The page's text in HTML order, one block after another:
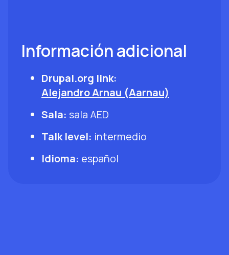
Información adicional
Drupal.org link:
Alejandro Arnau (Aarnau)
Sala: sala AED
Talk level: intermedio
Idioma: español